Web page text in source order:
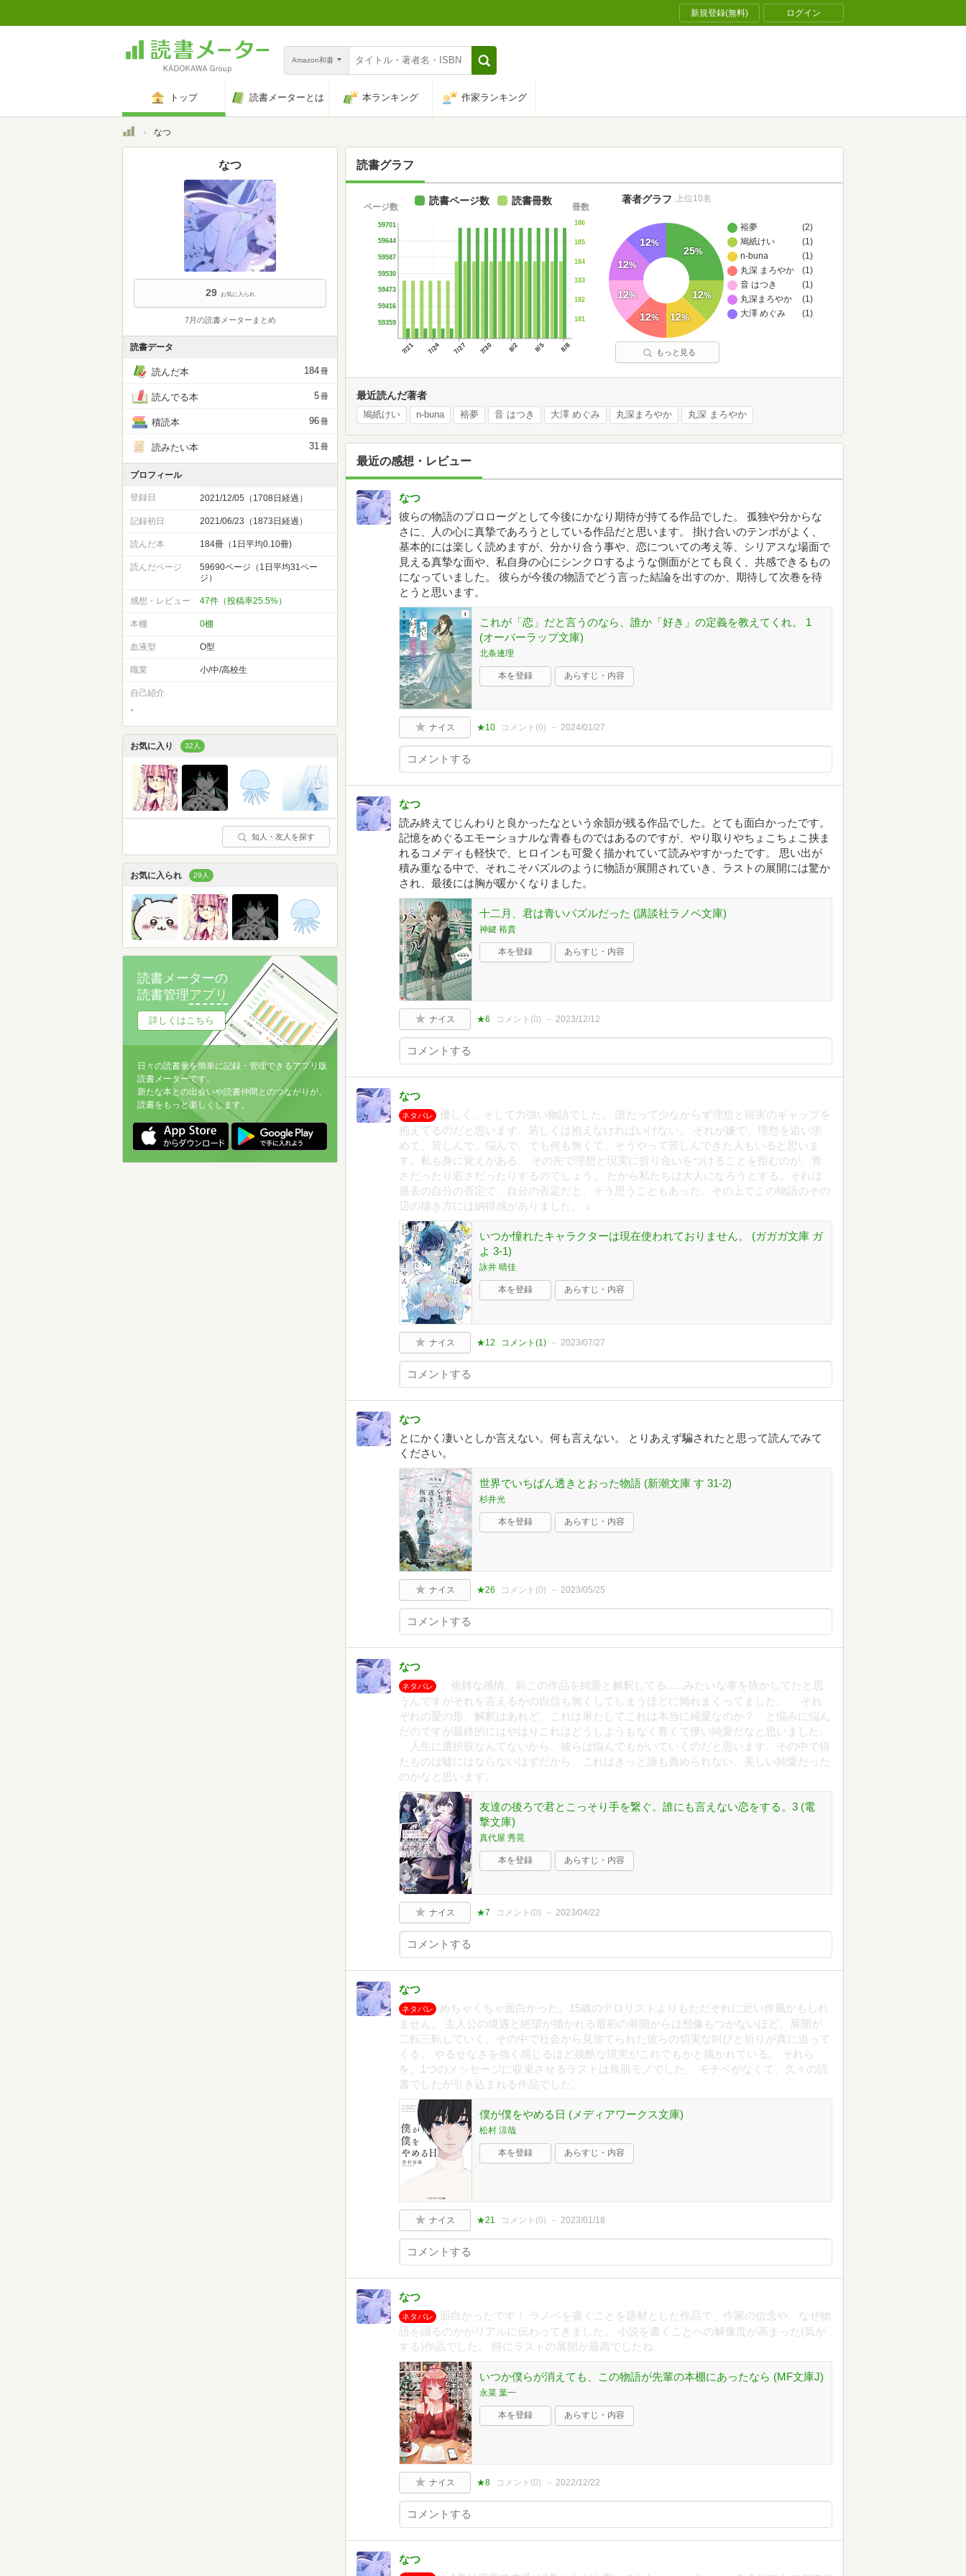
新規登録(無料) ログイン
Amazon和書
トップ 読書メーターとは 本ランキング 作家ランキング
トップなつ
読書グラフ
7/21 7/24 7/27 7/30 8/2 8/5 8/8
59359
59416
59473
59530
59587
59644
59701
ページ数
181
182
183
184
185
186
冊数
読書ページ数 読書冊数
裕夢
(2)
鳩紙けい
(1)
n-buna
(1)
丸深 まろやか
(1)
音 はつき
(1)
丸深まろやか
(1)
大澤 めぐみ
(1)
25%
12%
12%
12%
12%
12%
12%
著者グラフ 上位10名
もっと見る
最近読んだ著者
鳩紙けい n-buna 裕夢 音 はつき 大澤 めぐみ 丸深まろやか 丸深 まろやか
最近の感想・レビュー
なつ
彼らの物語のプロローグとして今後にかなり期待が持てる作品でした。 孤独や分からな
さに、人の心に真摯であろうとしている作品だと思います。 掛け合いのテンポがよく、
基本的には楽しく読めますが、分かり合う事や、恋についての考え等、シリアスな場面で
見える真摯な面や、私自身の心にシンクロするような側面がとても良く、共感できるもの
になっていました。 彼らが今後の物語でどう言った結論を出すのか、期待して次巻を待
とうと思います。
これが「恋」だと言うのなら、誰か「好き」の定義を教えてくれ。 1
(オーバーラップ文庫)
北条連理
本を登録 あらすじ・内容
ナイス ★10 コメント(0) 2024/01/27
なつ
読み終えてじんわりと良かったなという余韻が残る作品でした。とても面白かったです。
記憶をめぐるエモーショナルな青春ものではあるのですが、やり取りやちょこちょこ挟ま
れるコメディも軽快で、ヒロインも可愛く描かれていて読みやすかったです。 思い出が
積み重なる中で、それこそパズルのように物語が展開されていき、ラストの展開には驚か
され、最後には胸が暖かくなりました。
十二月、君は青いパズルだった (講談社ラノベ文庫)
神鍵 裕貴
本を登録 あらすじ・内容
ナイス ★6 コメント(0) 2023/12/12
なつ
ネタバレ
優しく、そして力強い物語でした。 誰だって少なからず理想と現実のギャップを
抱えてるのだと思います。若しくは抱えなければいけない。 それが嫌で、理想を追い求
めて、苦しんで、悩んで、でも何も無くて、そうやって苦しんできた人もいると思いま
す。私も身に覚えがある。 その先で理想と現実に折り合いをつけることを拒むのが、青
さだったり若さだったりするのでしょう。 だから私たちは大人になろうとする。それは
過去の自分の否定で、自分の否定だと、そう思うこともあった。その上でこの物語のその
辺の描き方には納得感がありました。 ↓
いつか憧れたキャラクターは現在使われておりません。 (ガガガ文庫 ガ
よ 3-1)
詠井 晴佳
本を登録 あらすじ・内容
ナイス ★12 コメント(1) 2023/07/27
なつ
とにかく凄いとしか言えない。何も言えない。 とりあえず騙されたと思って読んでみて
ください。
世界でいちばん透きとおった物語 (新潮文庫 す 31-2)
杉井光
本を登録 あらすじ・内容
ナイス ★26 コメント(0) 2023/05/25
なつ
ネタバレ
複雑な感情。前この作品を純愛と解釈してる......みたいな事を抜かしてたと思
うんですがそれを言えるかの自信も無くしてしまうほどに拗れまくってました。 それ
ぞれの愛の形、解釈はあれど、これは果たしてこれは本当に純愛なのか？ と悩みに悩ん
だのですが最終的にはやはりこれはどうしようもなく青くて儚い純愛だなと思いました。
人生に選択肢なんてないから、彼らは悩んでもがいていくのだと思います。その中で得
たものは嘘にはならないはずだから、これはきっと誰も責められない、美しい純愛だった
のかなと思います。
友達の後ろで君とこっそり手を繋ぐ。誰にも言えない恋をする。3 (電
撃文庫)
真代屋 秀晃
本を登録 あらすじ・内容
ナイス ★7 コメント(0) 2023/04/22
なつ
ネタバレ
めちゃくちゃ面白かった。15歳のテロリストよりもただそれに近い作風かもしれ
ません。 主人公の境遇と絶望が描かれる最初の展開からは想像もつかないほど、展開が
二転三転していく。その中で社会から見捨てられた彼らの切実な叫びと祈りが真に迫って
くる。 やるせなさを強く感じるほど残酷な現実がこれでもかと描かれている。 それら
を、1つのメッセージに収束させるラストは鳥肌モノでした。 モチベがなくて、久々の読
書でしたが引き込まれる作品でした。
僕が僕をやめる日 (メディアワークス文庫)
松村 涼哉
本を登録 あらすじ・内容
ナイス ★21 コメント(0) 2023/01/18
なつ
ネタバレ
面白かったです！ ラノベを書くことを題材とした作品で、作家の信念や、なぜ物
語を綴るのかがリアルに伝わってきました。 小説を書くことへの解像度が高まった(気が
する)作品でした。 特にラストの展開が最高でしたね。
いつか僕らが消えても、この物語が先輩の本棚にあったなら (MF文庫J)
永菜 葉一
本を登録 あらすじ・内容
ナイス ★8 コメント(0) 2022/12/22
なつ
なつ
29 お気に入られ
7月の読書メーターまとめ
読書データ
読んだ本 184冊
読んでる本 5冊
積読本 96冊
読みたい本 31冊
プロフィール
登録日 2021/12/05（1708日経過）
記録初日 2021/06/23（1873日経過）
読んだ本 184冊（1日平均0.10冊)
読んだページ
59690ページ（1日平均31ペー
ジ）
感想・レビュー 47件（投稿率25.5%）
本棚 0棚
血液型 O型
職業 小/中/高校生
自己紹介
。
お気に入り 32人
知人・友人を探す
お気に入られ 29人
読書メーターの
読書管理アプリ
詳しくはこちら
日々の読書量を簡単に記録・管理できるアプリ版
読書メーターです。
新たな本との出会いや読書仲間とのつながりが、
読書をもっと楽しくします。